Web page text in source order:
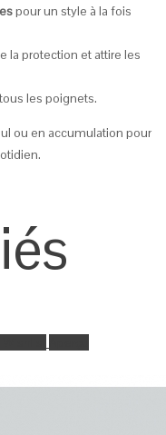
pour un style à la fois
la protection et attire les
les poignets.
ou en accumulation pour